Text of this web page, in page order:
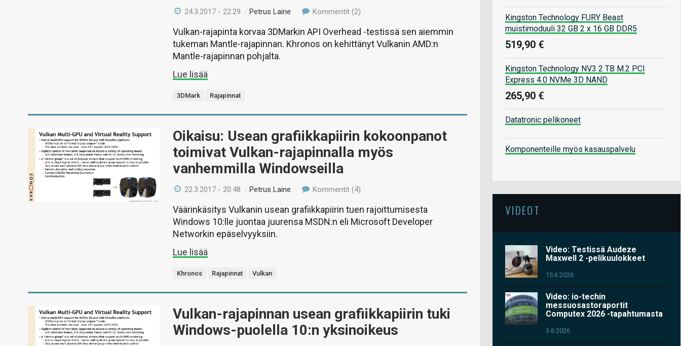
24.3.2017 - 22:29 /Petrus Laine Kommentit (2)
Vulkan-rajapinta korvaa 3DMarkin API Overhead -testissä sen aiemmin
tukeman Mantle-rajapinnan. Khronos on kehittänyt Vulkanin AMD:n
Mantle-rajapinnan pohjalta.
Lue lisää
3DMark Rajapinnat
Oikaisu: Usean grafiikkapiirin kokoonpanot
toimivat Vulkan-rajapinnalla myös
vanhemmilla Windowseilla
22.3.2017 - 20:48 /Petrus Laine Kommentit (4)
Väärinkäsitys Vulkanin usean grafiikkapiirin tuen rajoittumisesta
Windows 10:lle juontaa juurensa MSDN:n eli Microsoft Developer
Networkin epäselvyyksiin.
Lue lisää
Khronos Rajapinnat Vulkan
Vulkan-rajapinnan usean grafiikkapiirin tuki
Windows-puolella 10:n yksinoikeus
Kingston Technology FURY Beast
muistimoduuli 32 GB 2 x 16 GB DDR5
519,90 €
Kingston Technology NV3 2 TB M.2 PCI
Express 4.0 NVMe 3D NAND
265,90 €
Datatronic pelikoneet
Komponenteille myös kasauspalvelu
VIDEOT
Video: Testissä Audeze
Maxwell 2 -pelikuulokkeet
15.6.2026
Video: io-techin
messuosastoraportit
Computex 2026 -tapahtumasta
3.6.2026